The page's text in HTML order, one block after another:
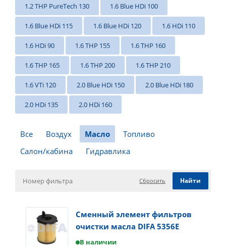
1.2 THP PureTech 130 1.6 Blue HDi 100
1.6 Blue HDi 115 1.6 Blue HDi 120 1.6 HDi 110
1.6 HDi 90 1.6 THP 155 1.6 THP 160
1.6 THP 165 1.6 THP 200 1.6 THP 210
1.6 VTi 120 2.0 Blue HDi 150 2.0 Blue HDi 180
2.0 HDi 135 2.0 HDi 160
Все Воздух Масло
Топливо
Салон/кабина
Гидравлика
Сбросить
Сменный элемент фильтров
очистки масла DIFA 5356E
В наличии